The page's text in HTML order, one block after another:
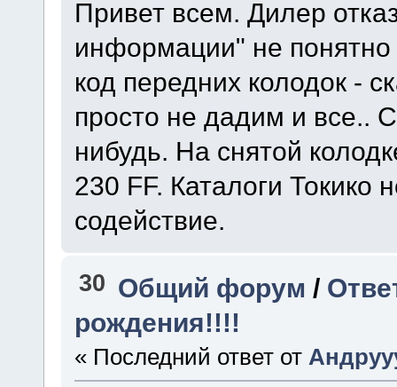
Привет всем. Дилер
информации" не
код передних колодок -
просто не дадим и все..
нибудь. На снятой
230 FF. Каталоги Токико
содействие.
30 Общий форум /
рождения!!!!
« Последний ответ от